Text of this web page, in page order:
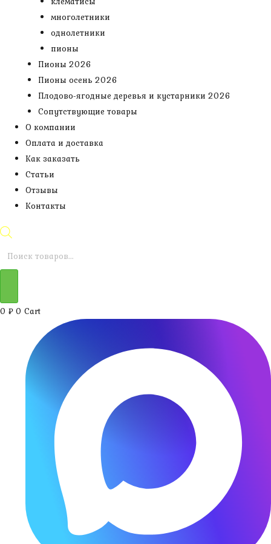
многолетники
однолетники
пионы
Пионы 2026
Пионы осень 2026
Плодово-ягодные деревья и кустарники 2026
Сопутствующие товары
О компании
Оплата и доставка
Как заказать
Статьи
Отзывы
Контакты
Поиск
0 ₽ 0 Cart